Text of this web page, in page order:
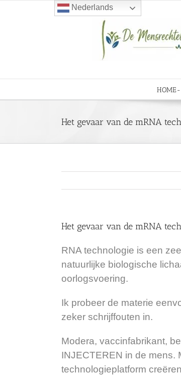
HOME-
Het gevaar van de mRNA
Het gevaar van de mRNA
RNA technologie is een
natuurlijke biologische
oorlogsvoering.
Ik probeer de materie
zeker schrijffouten in.
Modera, vaccinfabrikant,
INJECTEREN in de mens.
technologieplatform
Nederlands